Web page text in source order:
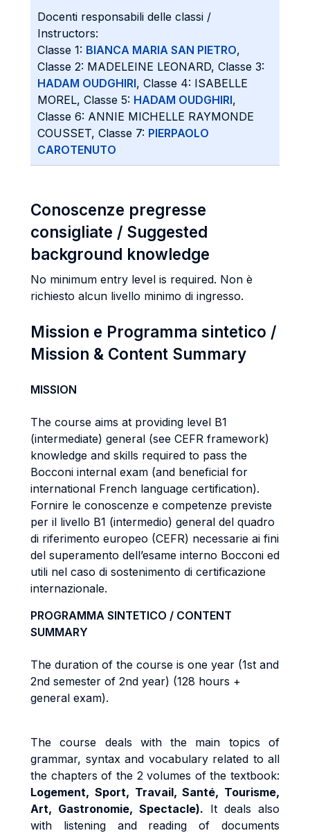
Docenti responsabili delle classi /
Instructors:
Classe 1: BIANCA MARIA SAN PIETRO,
Classe 2: MADELEINE LEONARD, Classe 3:
HADAM OUDGHIRI, Classe 4: ISABELLE
MOREL, Classe 5: HADAM OUDGHIRI,
Classe 6: ANNIE MICHELLE RAYMONDE
COUSSET, Classe 7: PIERPAOLO
CAROTENUTO
Conoscenze pregresse
consigliate / Suggested
background knowledge
No minimum entry level is required. Non è
richiesto alcun livello minimo di ingresso.
Mission e Programma sintetico /
Mission & Content Summary
MISSION
The course aims at providing level B1
(intermediate) general (see CEFR framework)
knowledge and skills required to pass the
Bocconi internal exam (and beneficial for
international French language certification).
Fornire le conoscenze e competenze previste
per il livello B1 (intermedio) general del quadro
di riferimento europeo (CEFR) necessarie ai fini
del superamento dell’esame interno Bocconi ed
utili nel caso di sostenimento di certificazione
internazionale.
PROGRAMMA SINTETICO / CONTENT
SUMMARY
The duration of the course is one year (1st and
2nd semester of 2nd year) (128 hours +
general exam).
The course deals with the main topics of
grammar, syntax and vocabulary related to all
the chapters of the 2 volumes of the textbook:
Logement, Sport, Travail, Santé, Tourisme,
Art, Gastronomie, Spectacle). It deals also
with listening and reading of documents